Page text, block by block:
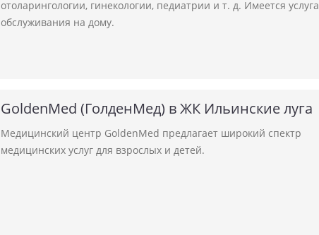
отоларингологии, гинекологии, педиатрии и т. д. Имеется услуга
обслуживания на дому.
GoldenMed (ГолденМед) в ЖК Ильинские луга
Медицинский центр GoldenMed предлагает широкий спектр
медицинских услуг для взрослых и детей.